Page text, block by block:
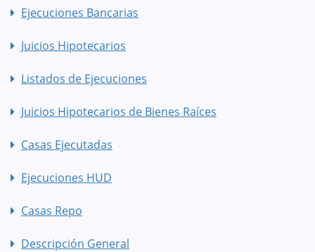
Ejecuciones Bancarias
Juicios Hipotecarios
Listados de Ejecuciones
Juicios Hipotecarios de Bienes Raíces
Casas Ejecutadas
Ejecuciones HUD
Casas Repo
Descripción General